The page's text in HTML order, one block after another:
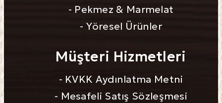
- Pekmez & Marmelat
- Yöresel Ürünler
Müşteri Hizmetleri
- KVKK Aydınlatma Metni
- Mesafeli Satış Sözleşmesi